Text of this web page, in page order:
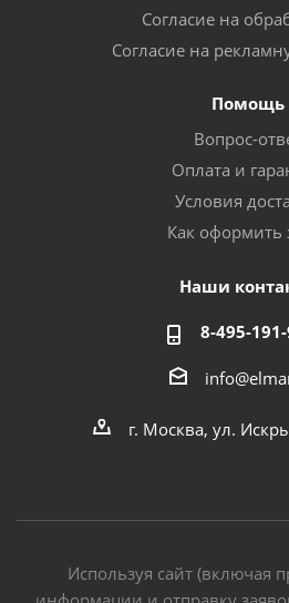
Согласие на
Согласие на
Помощь
Вопрос-
Оплата и
Условия
Как оформить
Наши
8-495-
г. Москва, ул.
Используя сайт (включая